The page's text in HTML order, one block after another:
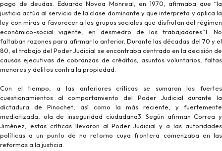
pago de deudas. Eduardo Novoa Monreal, en 1970, afirmaba que “la
justicia actúa al servicio de la clase dominante y que interpreta y aplica la
ley con miras a favorecer a los grupos sociales que disfrutan del régimen
económico-social vigente, en desmedro de los trabajadores”1. No
faltaban razones para afirmar lo anterior. Durante las décadas del 70 y el
80, el trabajo del Poder Judicial se encontraba centrado en la decisión de
causas ejecutivas de cobranzas de créditos, asuntos voluntarios, faltas
menores y delitos contra la propiedad.
Con el tiempo, a las anteriores críticas se sumaron los fuertes
cuestionamientos al comportamiento del Poder Judicial durante la
dictadura de Pinochet, así como la más reciente, y fuertemente
mediatizada, ola de inseguridad ciudadana3. Según afirman Correa y
Jiménez, estas críticas llevaron al Poder Judicial y a las autoridades
políticas a un punto de no retorno cuya frontera comenzaba en las
reformas a la justicia.